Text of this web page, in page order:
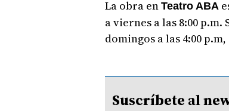
La obra en Teatro ABA
a viernes a las 8:00 p.m.
domingos a las 4:00 p.m,
Suscríbete al